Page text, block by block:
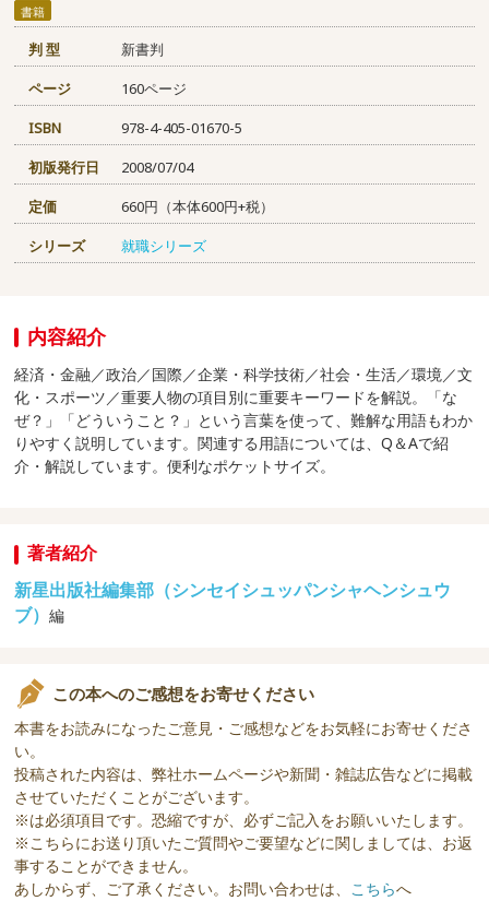
書籍
判 型
新書判
ページ
160ページ
ISBN
978-4-405-01670-5
初版発行日
2008/07/04
定価
660円（本体600円+税）
シリーズ
就職シリーズ
内容紹介
経済・金融／政治／国際／企業・科学技術／社会・生活／環境／文
化・スポーツ／重要人物の項目別に重要キーワードを解説。「な
ぜ？」「どういうこと？」という言葉を使って、難解な用語もわか
りやすく説明しています。関連する用語については、Q＆Aで紹
介・解説しています。便利なポケットサイズ。
著者紹介
新星出版社編集部（シンセイシュッパンシャヘンシュウ
ブ）編
この本へのご感想をお寄せください
本書をお読みになったご意見・ご感想などをお気軽にお寄せくださ
い。
投稿された内容は、弊社ホームページや新聞・雑誌広告などに掲載
させていただくことがございます。
※は必須項目です。恐縮ですが、必ずご記入をお願いいたします。
※こちらにお送り頂いたご質問やご要望などに関しましては、お返
事することができません。
あしからず、ご了承ください。お問い合わせは、 こちらへ